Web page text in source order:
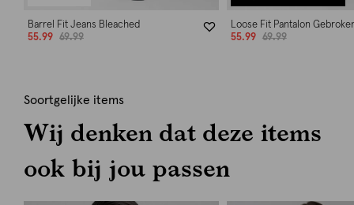
Barrel Fit Jeans Bleached
55.99
69.99
Loose Fit Pantalon
55.99
69.99
Soortgelijke items
Wij denken dat deze items
ook bij jou passen